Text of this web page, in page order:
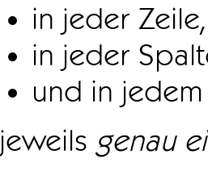
in jeder Zeile,
in jeder
und in
jeweils genau